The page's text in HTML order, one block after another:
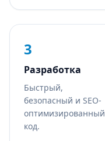
3
Разработка
Быстрый,
безопасный и SEO-
оптимизированный
код.